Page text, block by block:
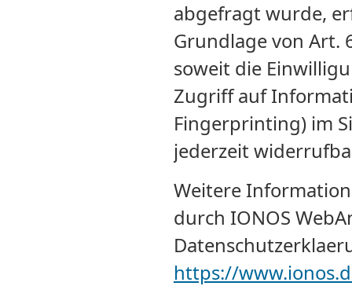
abgefragt wurde,
Grundlage von Art.
soweit die
Zugriff auf
Fingerprinting) im
jederzeit
Weitere
durch IONOS
https://